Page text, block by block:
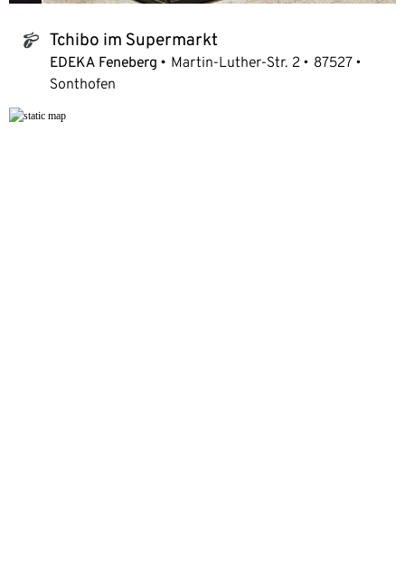
tchibo_logo Tchibo im Supermarkt
EDEKA Feneberg Martin-Luther-Str. 2
87527
Sonthofen